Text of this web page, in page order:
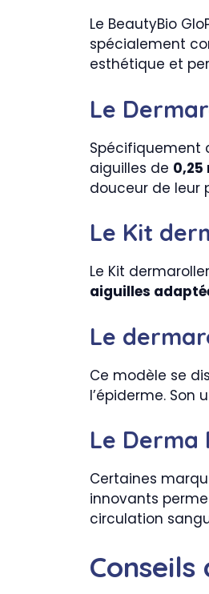
Le BeautyBio
spécialement
esthétique et
Le
Spécifiquement
aiguilles de 0,25
douceur de leur
Le Kit
Le Kit
aiguilles
Le
Ce modèle se
l’épiderme.
Le Derma
Certaines
innovants
circulation